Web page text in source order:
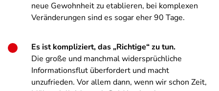
neue Gewohnheit zu etablieren, bei komplexen
Veränderungen sind es sogar eher 90 Tage.
Es ist kompliziert, das „Richtige“ zu tun.
Die große und manchmal widersprüchliche
Informationsflut überfordert und macht
unzufrieden. Vor allem dann, wenn wir schon Zeit,